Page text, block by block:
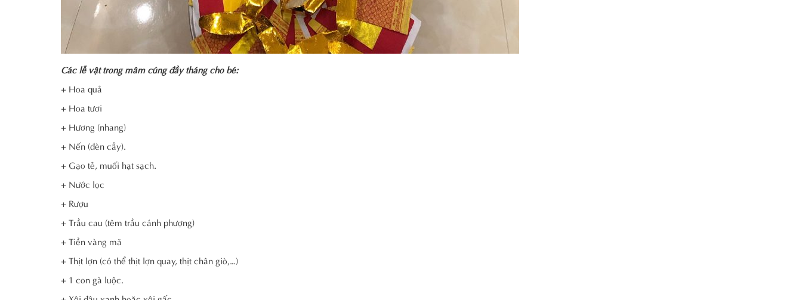
Các lễ vật trong mâm cúng đầy tháng cho bé:
+ Hoa quả
+ Hoa tươi
+ Hương (nhang)
+ Nến (đèn cầy).
+ Gạo tẻ, muối hạt sạch.
+ Nước lọc
+ Rượu
+ Trầu cau (têm trầu cánh phượng)
+ Tiền vàng mã
+ Thịt lợn (có thể thịt lợn quay, thịt chân giò,…)
+ 1 con gà luộc.